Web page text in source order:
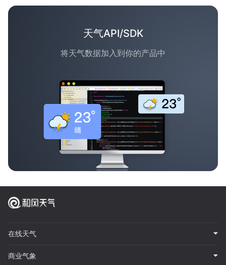
天气API/SDK
将天气数据加入到你的产品中
在线天气
商业气象